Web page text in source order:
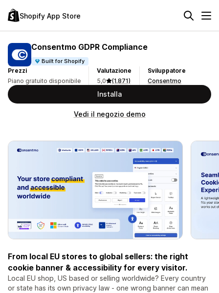
Shopify App Store
Consentmo GDPR Compliance
Built for Shopify
Prezzi
Piano gratuito disponibile
Valutazione
5,0
(1.871)
Sviluppatore
Consentmo
Installa
Vedi il negozio demo
From local EU stores to global sellers: the right
cookie banner & accessibility for every visitor.
Local EU shop, US based or selling worldwide? Every country
or state has its own privacy law - one wrong banner can mean